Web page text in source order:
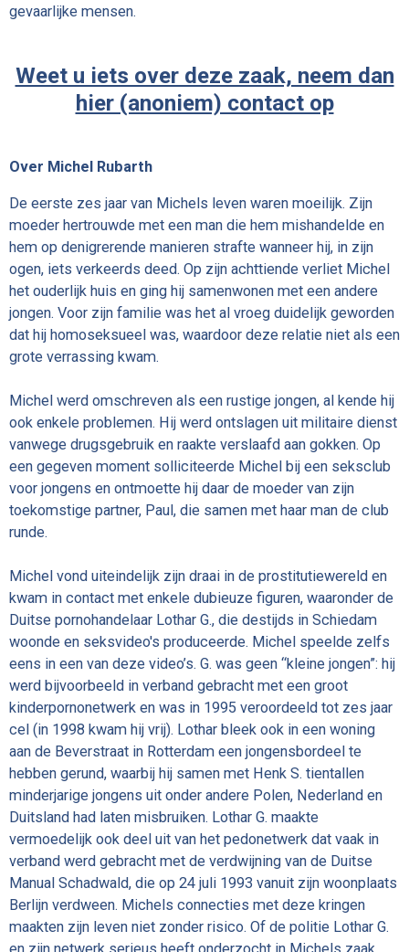
gevaarlijke mensen.
Weet u iets over deze zaak, neem dan
hier (anoniem) contact op
Over Michel Rubarth
De eerste zes jaar van Michels leven waren moeilijk. Zijn
moeder hertrouwde met een man die hem mishandelde en
hem op denigrerende manieren strafte wanneer hij, in zijn
ogen, iets verkeerds deed. Op zijn achttiende verliet Michel
het ouderlijk huis en ging hij samenwonen met een andere
jongen. Voor zijn familie was het al vroeg duidelijk geworden
dat hij homoseksueel was, waardoor deze relatie niet als een
grote verrassing kwam.
Michel werd omschreven als een rustige jongen, al kende hij
ook enkele problemen. Hij werd ontslagen uit militaire dienst
vanwege drugsgebruik en raakte verslaafd aan gokken. Op
een gegeven moment solliciteerde Michel bij een seksclub
voor jongens en ontmoette hij daar de moeder van zijn
toekomstige partner, Paul, die samen met haar man de club
runde.
Michel vond uiteindelijk zijn draai in de prostitutiewereld en
kwam in contact met enkele dubieuze figuren, waaronder de
Duitse pornohandelaar Lothar G., die destijds in Schiedam
woonde en seksvideo's produceerde. Michel speelde zelfs
eens in een van deze video’s. G. was geen “kleine jongen”: hij
werd bijvoorbeeld in verband gebracht met een groot
kinderpornonetwerk en was in 1995 veroordeeld tot zes jaar
cel (in 1998 kwam hij vrij). Lothar bleek ook in een woning
aan de Beverstraat in Rotterdam een jongensbordeel te
hebben gerund, waarbij hij samen met Henk S. tientallen
minderjarige jongens uit onder andere Polen, Nederland en
Duitsland had laten misbruiken. Lothar G. maakte
vermoedelijk ook deel uit van het pedonetwerk dat vaak in
verband werd gebracht met de verdwijning van de Duitse
Manual Schadwald, die op 24 juli 1993 vanuit zijn woonplaats
Berlijn verdween. Michels connecties met deze kringen
maakten zijn leven niet zonder risico. Of de politie Lothar G.